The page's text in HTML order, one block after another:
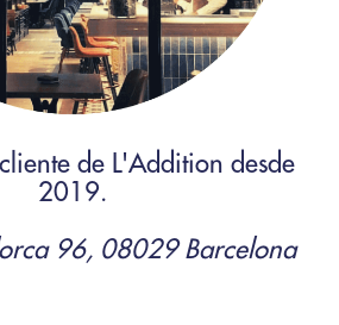
cliente de L'Addition desde
2019.
96, 08029 Barcelona